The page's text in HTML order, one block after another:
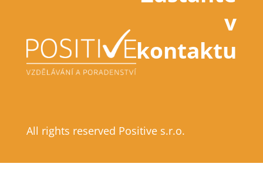
v
kontaktu
All rights reserved Positive s.r.o.